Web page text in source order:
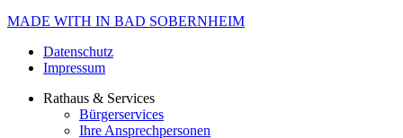
MADE WITH IN BAD SOBERNHEIM
Datenschutz
Impressum
Rathaus & Services
Bürgerservices
Ihre Ansprechpersonen